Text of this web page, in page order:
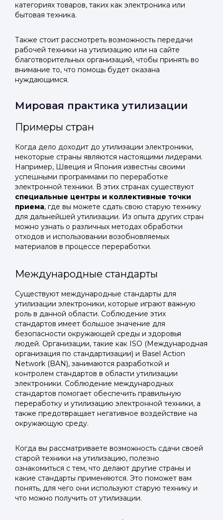
категориях товаров, таких как электроника или
бытовая техника.
Также стоит рассмотреть возможность передачи
рабочей техники на утилизацию или на сайте
благотворительных организаций, чтобы принять во
внимание то, что помощь будет оказана
нуждающимся.
Мировая практика утилизации
Примеры стран
Когда дело доходит до утилизации электроники,
некоторые страны являются настоящими лидерами.
Например, Швеция и Япония известны своими
успешными программами по переработке
электронной техники. В этих странах существуют
специальные центры и коллективные точки
приема, где вы можете сдать свою старую технику
для дальнейшей утилизации. Из опыта других стран
можно узнать о различных методах обработки
отходов и использовании возобновляемых
материалов в процессе переработки.
Международные стандарты
Существуют международные стандарты для
утилизации электроники, которые играют важную
роль в данной области. Соблюдение этих
стандартов имеет большое значение для
безопасности окружающей среды и здоровья
людей. Организации, такие как ISO (Международная
организация по стандартизации) и Basel Action
Network (BAN), занимаются разработкой и
контролем стандартов в области утилизации
электроники. Соблюдение международных
стандартов помогает обеспечить правильную
переработку и утилизацию электронной техники, а
также предотвращает негативное воздействие на
окружающую среду.
Когда вы рассматриваете возможность сдачи своей
старой техники на утилизацию, полезно
ознакомиться с тем, что делают другие страны и
какие стандарты применяются. Это поможет вам
понять, для чего они используют старую технику и
что можно получить от утилизации.